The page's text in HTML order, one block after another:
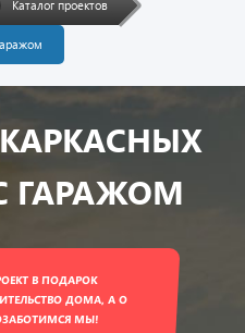
Каталог проектов
ГАРАЖОМ
В ПОДАРОК
ДОМА, А О
МЫ!